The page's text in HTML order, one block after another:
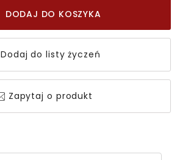
DODAJ DO KOSZYKA
Dodaj do listy życzeń
Zapytaj o produkt